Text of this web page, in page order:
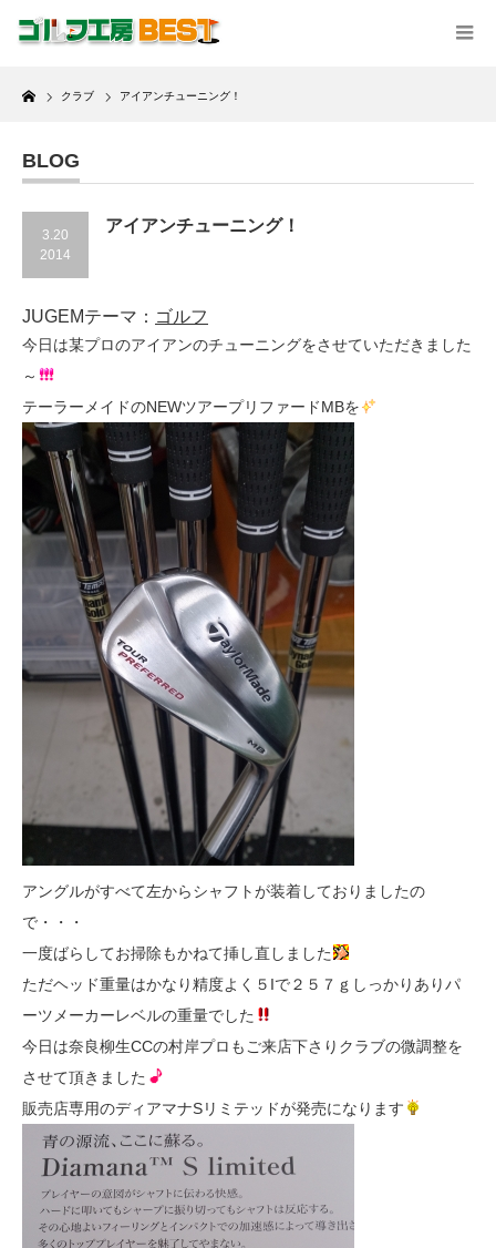
Home
クラブ アイアンチューニング！
BLOG
3.20
2014
アイアンチューニング！
JUGEMテーマ： ゴルフ
今日は某プロのアイアンのチューニングをさせていただきました
～
テーラーメイドのNEWツアープリファードMBを
アングルがすべて左からシャフトが装着しておりましたの
で・・・
一度ばらしてお掃除もかねて挿し直しました
ただヘッド重量はかなり精度よく５Iで２５７ｇしっかりありパ
ーツメーカーレベルの重量でした
今日は奈良柳生CCの村岸プロもご来店下さりクラブの微調整を
させて頂きました
販売店専用のディアマナSリミテッドが発売になります